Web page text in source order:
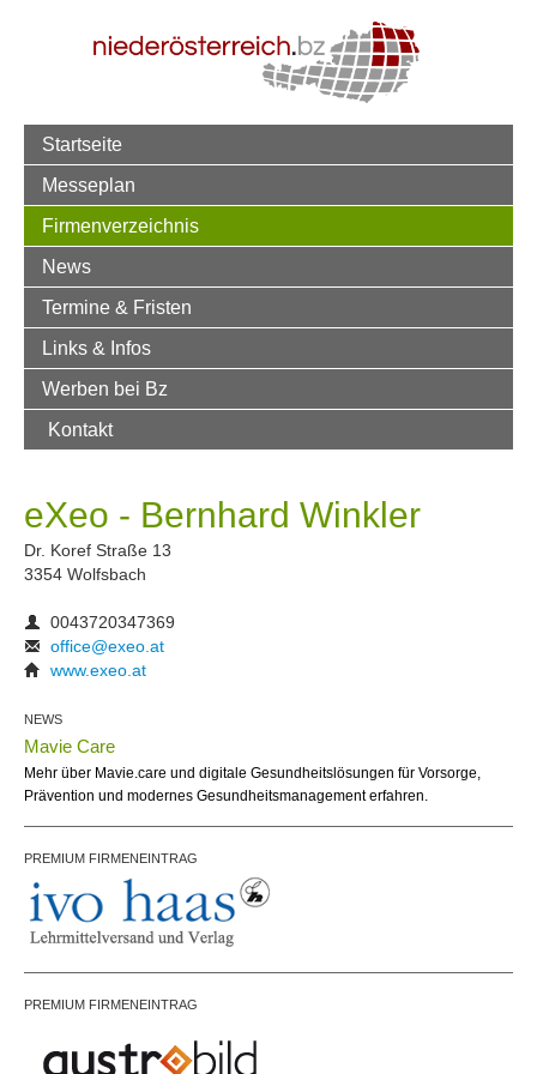
Startseite
Messeplan
Firmenverzeichnis
News
Termine & Fristen
Links & Infos
Werben bei Bz
Kontakt
eXeo - Bernhard Winkler
Dr. Koref Straße 13
3354 Wolfsbach
0043720347369
office@exeo.at
www.exeo.at
NEWS
Mavie Care
Mehr über Mavie.care und digitale Gesundheitslösungen für Vorsorge,
Prävention und modernes Gesundheitsmanagement erfahren.
PREMIUM FIRMENEINTRAG
PREMIUM FIRMENEINTRAG